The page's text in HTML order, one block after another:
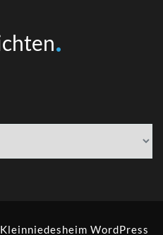
WordPress